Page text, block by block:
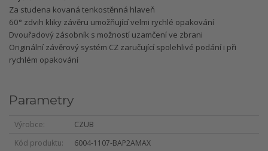
Za studena kovaná tenkostěnná hlaveň
60° zdvih kliky závěru umožňující velmi rychlé opakování
Dvouřadový zásobník s možností uzamčení ve zbrani
Originální závěrový systém CZ zaručující spolehlivé podání i při
rychlém opakování
Parametry
Výrobce
CZUB
Kód produktu
6004-1107-BAP2AMAX